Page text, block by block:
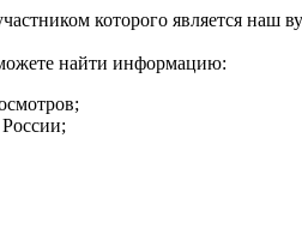
которого является наш
найти информацию: